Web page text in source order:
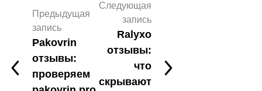
Предыдущая
запись
Pakovrin
отзывы:
проверяем
Следующая
запись
Ralyxo
отзывы:
что
скрывают